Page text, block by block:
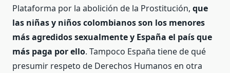
Plataforma por la abolición de la Prostitución, que
las niñas y niños colombianos son los menores
más agredidos sexualmente y España el país que
más paga por ello. Tampoco España tiene de qué
presumir respeto de Derechos Humanos en otra